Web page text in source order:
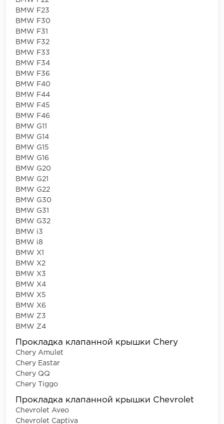
BMW F23
BMW F30
BMW F31
BMW F32
BMW F33
BMW F34
BMW F36
BMW F40
BMW F44
BMW F45
BMW F46
BMW G11
BMW G14
BMW G15
BMW G16
BMW G20
BMW G21
BMW G22
BMW G30
BMW G31
BMW G32
BMW i3
BMW i8
BMW X1
BMW X2
BMW X3
BMW X4
BMW X5
BMW X6
BMW Z3
BMW Z4
Прокладка клапанной крышки Chery
Chery Amulet
Chery Eastar
Chery QQ
Chery Tiggo
Прокладка клапанной крышки Chevrolet
Chevrolet Aveo
Chevrolet Captiva